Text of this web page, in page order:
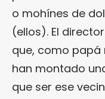
o mohínes de
(ellos). El
que, como papá
han montado
que ser ese